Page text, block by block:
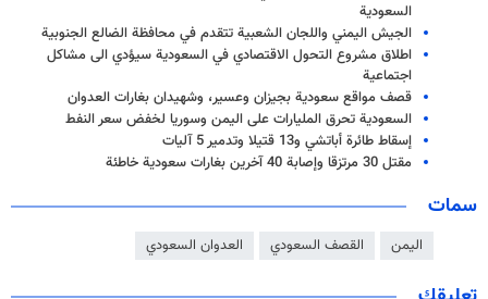
السعودية
الجيش اليمني واللجان الشعبية تتقدم في محافظة الضالع الجنوبية
اطلاق مشروع التحول الاقتصادي في السعودية سيؤدي الى مشاكل
اجتماعية
قصف مواقع سعودية بجيزان وعسير، وشهيدان بغارات العدوان
السعودية تحرق المليارات على اليمن وسوريا لخفض سعر النفط
إسقاط طائرة أباتشي و13 قتيلا وتدمير 5 آليات
مقتل 30 مرتزقا وإصابة 40 آخرين بغارات سعودية خاطئة
سمات
اليمن القصف السعودي العدوان السعودي